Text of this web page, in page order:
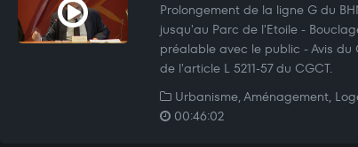
Prolongement de la ligne G du
jusqu'au Parc de l'Etoile -
préalable avec le public - Avis
de l'article L 5211-57 du CGCT.
Urbanisme, Aménagement,
00:46:02